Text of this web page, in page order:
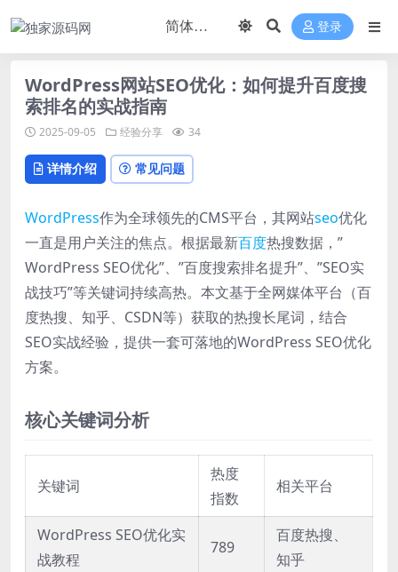
登录
WordPress网站SEO优化：如何提升百度搜
索排名的实战指南
2025-09-05 经验分享 34
详情介绍 常见问题
WordPress作为全球领先的CMS平台，其网站seo优化
一直是用户关注的焦点。根据最新百度热搜数据，”
WordPress SEO优化”、”百度搜索排名提升”、”SEO实
战技巧”等关键词持续高热。本文基于全网媒体平台（百
度热搜、知乎、CSDN等）获取的热搜长尾词，结合
SEO实战经验，提供一套可落地的WordPress SEO优化
方案。
核心关键词分析
关键词
热度
指数
相关平台
WordPress SEO优化实
战教程
789
百度热搜、
知乎